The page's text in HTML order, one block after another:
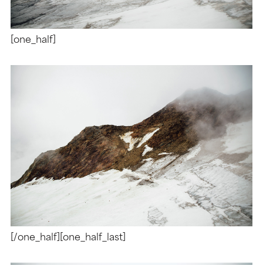
[one_half]
[/one_half][one_half_last]